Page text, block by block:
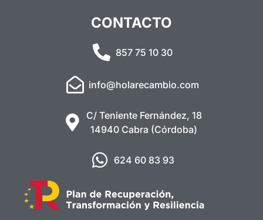
CONTACTO
857 75 10 30
info@holarecambio.com
C/ Teniente Fernández, 18
14940 Cabra (Córdoba)
624 60 83 93